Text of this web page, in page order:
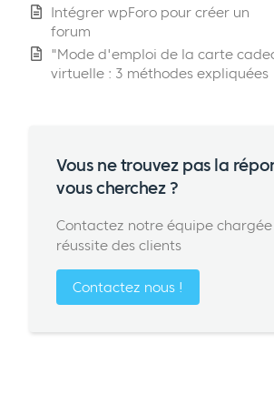
Intégrer wpForo pour créer un
forum
"Mode d'emploi de la carte
virtuelle : 3 méthodes expliquées
Vous ne trouvez pas la
vous cherchez ?
Contactez notre équipe
réussite des clients
Contactez nous !